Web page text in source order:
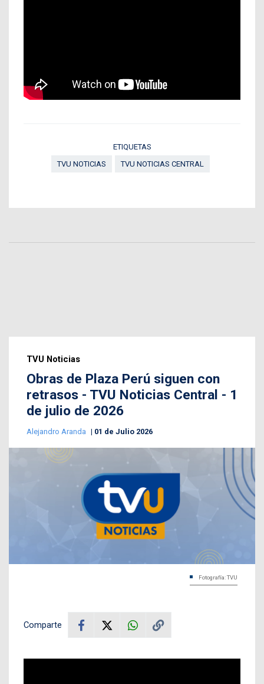
ETIQUETAS
TVU NOTICIAS
TVU NOTICIAS CENTRAL
TVU Noticias
Obras de Plaza Perú siguen con
retrasos - TVU Noticias Central - 1
de julio de 2026
Alejandro Aranda 01 de Julio 2026
Fotografía: TVU
Comparte